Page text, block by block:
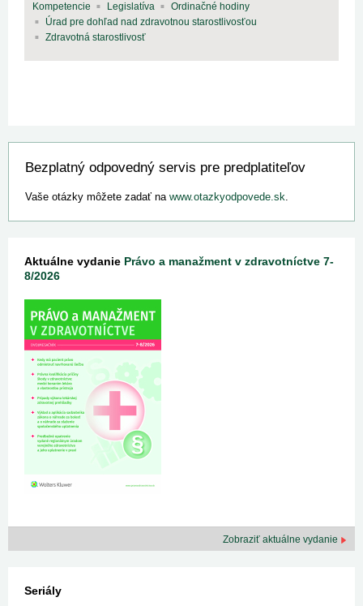
Kompetencie
Legislatíva
Ordinačné hodiny
Úrad pre dohľad nad zdravotnou starostlivosťou
Zdravotná starostlivosť
Bezplatný odpovedný servis pre predplatiteľov
Vaše otázky môžete zadať na www.otazkyodpovede.sk.
Aktuálne vydanie Právo a manažment v zdravotníctve 7-
8/2026
Zobraziť aktuálne vydanie
Seriály